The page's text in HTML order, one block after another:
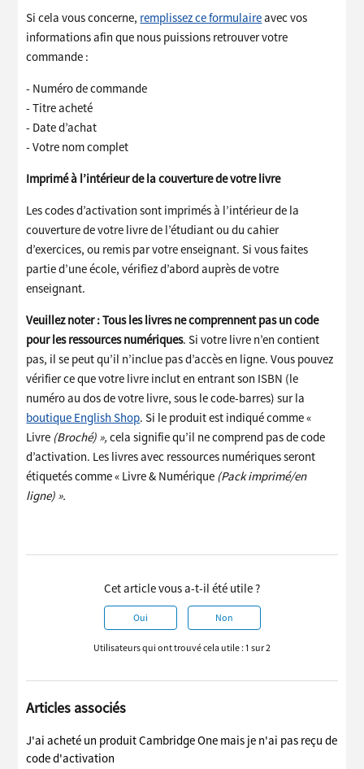
Si cela vous concerne, remplissez ce formulaireavec vos
informations afin que nous puissions retrouver votre
commande :
- Numéro de commande
- Titre acheté
- Date d’achat
- Votre nom complet
Imprimé à l’intérieur de la couverture de votre livre
Les codes d’activation sont imprimés à l’intérieur de la
couverture de votre livre de l’étudiant ou du cahier
d’exercices, ou remis par votre enseignant. Si vous faites
partie d’une école, vérifiez d’abord auprès de votre
enseignant.
Veuillez noter :Tous les livres ne comprennent pas un code
pour les ressources numériques. Si votre livre n’en contient
pas, il se peut qu’il n’inclue pas d’accès en ligne. Vous pouvez
vérifier ce que votre livre inclut en entrant son ISBN (le
numéro au dos de votre livre, sous le code-barres) sur la
boutique English Shop. Si le produit est indiqué comme «
Livre (Broché) », cela signifie qu’il ne comprend pas de code
d’activation. Les livres avec ressources numériques seront
étiquetés comme « Livre & Numérique (Pack imprimé/en
ligne) ».
Cet article vous a-t-il été utile ?
Oui Non
Utilisateurs qui ont trouvé cela utile : 1 sur 2
Articles associés
J'ai acheté un produit Cambridge One mais je n'ai pas reçu de
code d'activation